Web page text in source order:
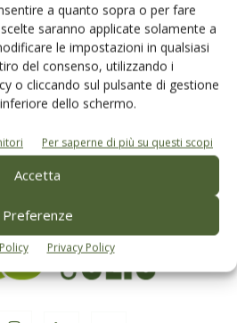
a quanto sopra o per fare
saranno applicate solamente a
le impostazioni in qualsiasi
del consenso, utilizzando i
o cliccando sul pulsante di gestione
dello schermo.
Per saperne di più su questi scopi
Accetta
Preferenze
Privacy Policy
sul mondo
newsletter